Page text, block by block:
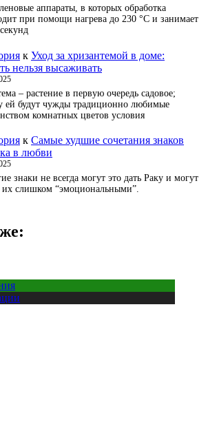
аппараты, в которых обработка
при помощи нагрева до 230 °С и занимает
к Уход за хризантемой в доме:
нельзя высаживать
– растение в первую очередь садовое;
ей будут чужды традиционно любимые
комнатных цветов условия
к Самые худшие сочетания знаков
в любви
знаки не всегда могут это дать Раку и могут
их слишком “эмоциональными”.